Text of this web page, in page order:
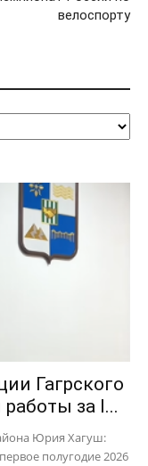
велоспорту
Гагрского
за I...
Юрия Хагуш:
полугодие 2026